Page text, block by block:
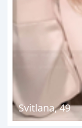
Svitlana,49